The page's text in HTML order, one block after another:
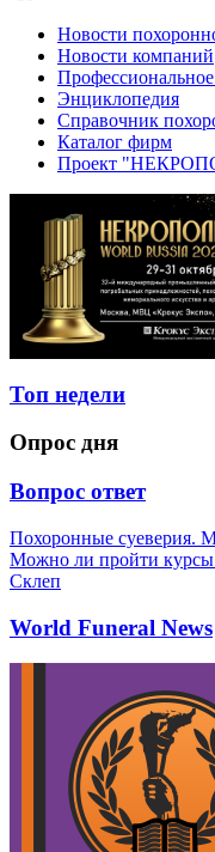
Новости
Новости компаний
Энциклопедия
Справочник
Каталог фирм
Проект
Топ недели
Опрос дня
Вопрос ответ
Похоронные суеверия.
Можно ли пройти курсы
Склеп
World Funeral News